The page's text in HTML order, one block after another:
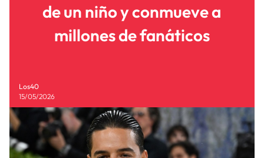
de un niño y conmueve a
millones de fanáticos
Los40
15/05/2026